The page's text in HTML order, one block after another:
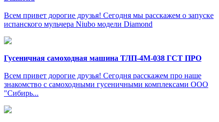
Всем привет дорогие друзья! Сегодня мы расскажем о запуске
испанского мульчера Niubo модели Diamond
Гусеничная самоходная машина ТЛП-4М-038 ГСТ ПРО
Всем привет дорогие друзья! Сегодня расскажем про наше
знакомство с самоходными гусеничными комплексами ООО
"Сибирь...